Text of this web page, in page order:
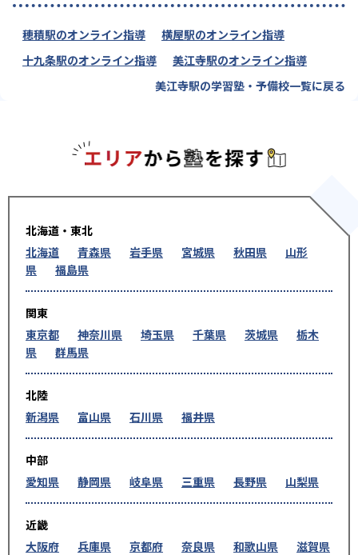
穂積駅のオンライン指導
横屋駅のオンライン指導
十九条駅のオンライン指導
美江寺駅のオンライン指導
美江寺駅の学習塾・予備校一覧に戻る
北海道・東北
北海道
青森県 岩手県 宮城県 秋田県
山形
県
福島県
関東
東京都
神奈川県 埼玉県 千葉県 茨城県
栃木
県
群馬県
北陸
新潟県
富山県 石川県 福井県
中部
愛知県
静岡県 岐阜県 三重県 長野県 山梨県
近畿
大阪府
兵庫県 京都府 奈良県 和歌山県 滋賀県